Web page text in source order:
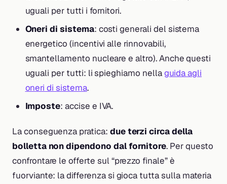
uguali per tutti i fornitori.
Oneri di sistema: costi generali del sistema
energetico (incentivi alle rinnovabili,
smantellamento nucleare e altro). Anche questi
uguali per tutti: li spieghiamo nellaguida agli
oneri di sistema.
Imposte: accise e IVA.
La conseguenza pratica: due terzi circa della
bolletta non dipendono dal fornitore. Per questo
confrontare le offerte sul “prezzo finale” è
fuorviante: la differenza si gioca tutta sulla materia